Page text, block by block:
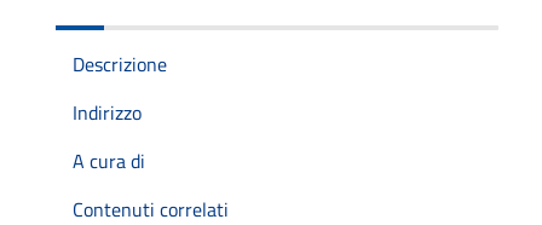
Descrizione
Indirizzo
A cura di
Contenuti correlati